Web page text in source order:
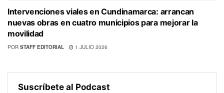
Intervenciones viales en Cundinamarca: arrancan
nuevas obras en cuatro municipios para mejorar la
movilidad
POR STAFF EDITORIAL 1 JULIO 2026
Suscríbete al Podcast